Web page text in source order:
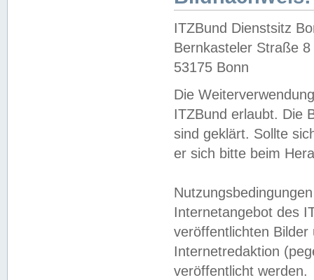
ITZBund Dienstsitz
Bernkasteler Straße 8
53175 Bonn
Die
ITZBund erlaubt. Die
sind geklärt. Sollte
er sich bitte beim
Internetangebot des
veröffentlichten
Internetredaktion
veröffentlicht werden.